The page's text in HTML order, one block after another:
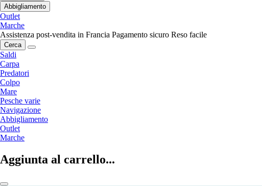
Abbigliamento
Outlet
Marche
Assistenza post-vendita in Francia Pagamento sicuro Reso facile
Cerca
Saldi
Carpa
Predatori
Colpo
Mare
Pesche varie
Navigazione
Abbigliamento
Outlet
Marche
Aggiunta al carrello...